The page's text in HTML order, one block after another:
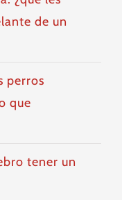
de un
perros
que
tener un